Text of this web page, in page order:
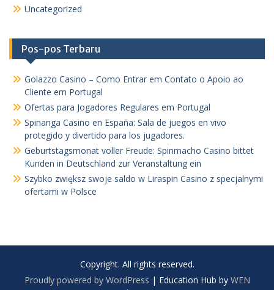
Uncategorized
Pos-pos Terbaru
Golazzo Casino – Como Entrar em Contato o Apoio ao
Cliente em Portugal
Ofertas para Jogadores Regulares em Portugal
Spinanga Casino en España: Sala de juegos en vivo
protegido y divertido para los jugadores.
Geburtstagsmonat voller Freude: Spinmacho Casino bittet
Kunden in Deutschland zur Veranstaltung ein
Szybko zwiększ swoje saldo w Liraspin Casino z specjalnymi
ofertami w Polsce
Copyright. All rights reserved.
Proudly powered by WordPress | Education Hub by WEN